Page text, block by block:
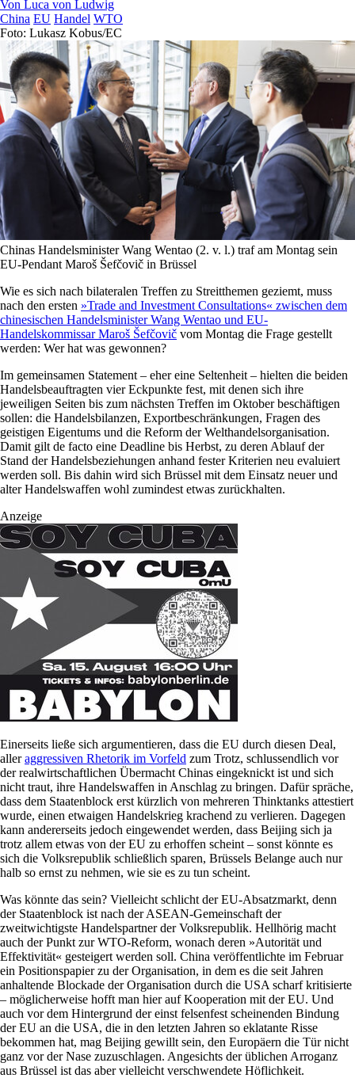
Von Luca von Ludwig
China EU Handel WTO
Foto: Lukasz Kobus/EC
Chinas Handelsminister Wang Wentao (2. v. l.) traf am Montag sein
EU-Pendant Maroš Šefčovič in Brüssel
Wie es sich nach bilateralen Treffen zu Streitthemen geziemt, muss
nach den ersten »Trade and Investment Consultations« zwischen dem
chinesischen Handelsminister Wang Wentao und EU-
Handelskommissar Maroš Šefčovič vom Montag die Frage gestellt
werden: Wer hat was gewonnen?
Im gemeinsamen Statement – eher eine Seltenheit – hielten die beiden
Handelsbeauftragten vier Eckpunkte fest, mit denen sich ihre
jeweiligen Seiten bis zum nächsten Treffen im Oktober beschäftigen
sollen: die Handelsbilanzen, Exportbeschränkungen, Fragen des
geistigen Eigentums und die Reform der Welthandelsorganisation.
Damit gilt de facto eine Deadline bis Herbst, zu deren Ablauf der
Stand der Handelsbeziehungen anhand fester Kriterien neu evaluiert
werden soll. Bis dahin wird sich Brüssel mit dem Einsatz neuer und
alter Handelswaffen wohl zumindest etwas zurückhalten.
Anzeige
Einerseits ließe sich argumentieren, dass die EU durch diesen Deal,
alleraggressiven Rhetorik im Vorfeld zum Trotz, schlussendlich vor
der realwirtschaftlichen Übermacht Chinas eingeknickt ist und sich
nicht traut, ihre Handelswaffen in Anschlag zu bringen. Dafür spräche,
dass dem Staatenblock erst kürzlich von mehreren Thinktanks attestiert
wurde, einen etwaigen Handelskrieg krachend zu verlieren. Dagegen
kann andererseits jedoch eingewendet werden, dass Beijing sich ja
trotz allem etwas von der EU zu erhoffen scheint – sonst könnte es
sich die Volksrepublik schließlich sparen, Brüssels Belange auch nur
halb so ernst zu nehmen, wie sie es zu tun scheint.
Was könnte das sein? Vielleicht schlicht der EU-Absatzmarkt, denn
der Staatenblock ist nach der ASEAN-Gemeinschaft der
zweitwichtigste Handelspartner der Volksrepublik. Hellhörig macht
auch der Punkt zur WTO-Reform, wonach deren »Autorität und
Effektivität« gesteigert werden soll. China veröffentlichte im Februar
ein Positionspapier zu der Organisation, in dem es die seit Jahren
anhaltende Blockade der Organisation durch die USA scharf kritisierte
– möglicherweise hofft man hier auf Kooperation mit der EU. Und
auch vor dem Hintergrund der einst felsenfest scheinenden Bindung
der EU an die USA, die in den letzten Jahren so eklatante Risse
bekommen hat, mag Beijing gewillt sein, den Europäern die Tür nicht
ganz vor der Nase zuzuschlagen. Angesichts der üblichen Arroganz
aus Brüssel ist das aber vielleicht verschwendete Höflichkeit.